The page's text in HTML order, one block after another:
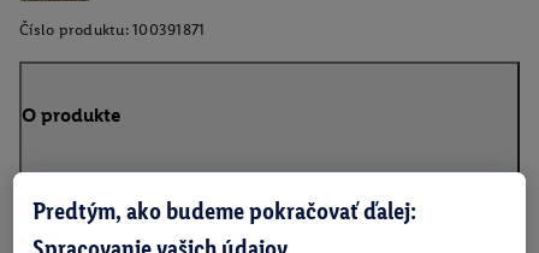
Číslo produktu: 100391871
O produkte
topánky, utierky a malé predmety
Predtým, ako budeme pokračovať ďalej:
Spracovanie vašich údajov